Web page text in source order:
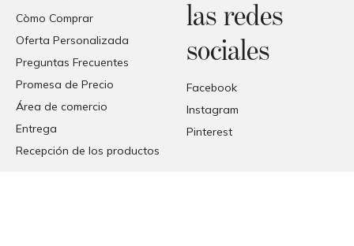
Còmo Comprar
Oferta Personalizada
Preguntas Frecuentes
Promesa de Precio
Área de comercio
Entrega
Recepción de los productos
las redes
sociales
Facebook
Instagram
Pinterest